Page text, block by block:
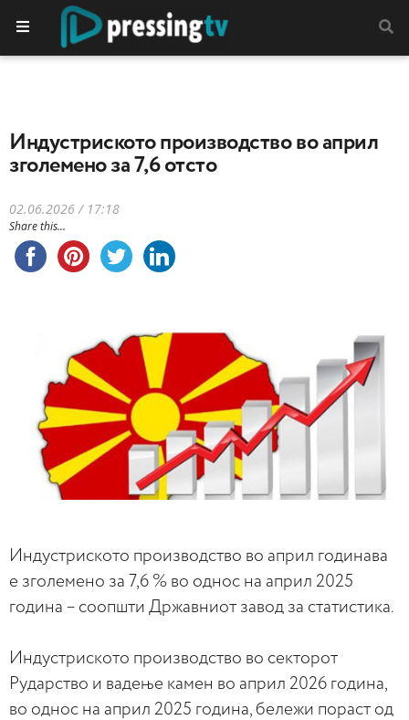
Индустриското производство во април
зголемено за 7,6 отсто
02.06.2026 / 17:18
Share this...
Индустриското производство во април годинава
е зголемено за 7,6 % во однос на април 2025
година – соопшти Државниот завод за статистика.
Индустриското производство во секторот
Рударство и вадење камен во април 2026 година,
во однос на април 2025 година, бележи пораст од